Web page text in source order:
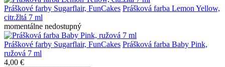
Práškové farby Sugarflair, FunCakes Prášková farba Lemon Yellow,
citr.žltá 7 ml
momentálne nedostupný
Práškové farby Sugarflair, FunCakes Prášková farba Baby Pink,
ružová 7 ml
4,00 €